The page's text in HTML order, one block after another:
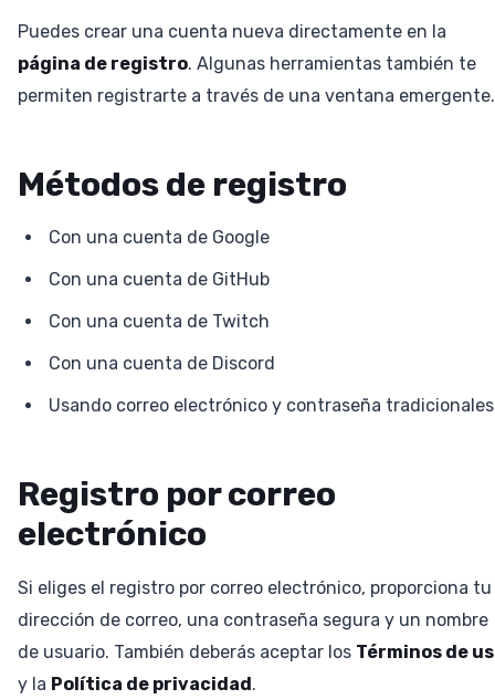
Puedes crear una cuenta nueva directamente en la
página de registro. Algunas herramientas también te
permiten registrarte a través de una ventana emergente.
Métodos de registro
Con una cuenta de Google
Con una cuenta de GitHub
Con una cuenta de Twitch
Con una cuenta de Discord
Usando correo electrónico y contraseña tradicionales
Registro por correo
electrónico
Si eliges el registro por correo electrónico, proporciona tu
dirección de correo, una contraseña segura y un nombre
de usuario. También deberás aceptar los Términos de
y la Política de privacidad.